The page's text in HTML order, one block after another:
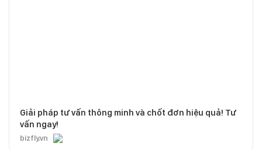
Giải pháp tư vấn thông minh và chốt đơn hiệu quả! Tư
vấn ngay!
bizfly.vn